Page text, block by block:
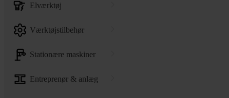
elværktøj
værktøjstilbehør
stationære maskiner
entreprenør & anlæg